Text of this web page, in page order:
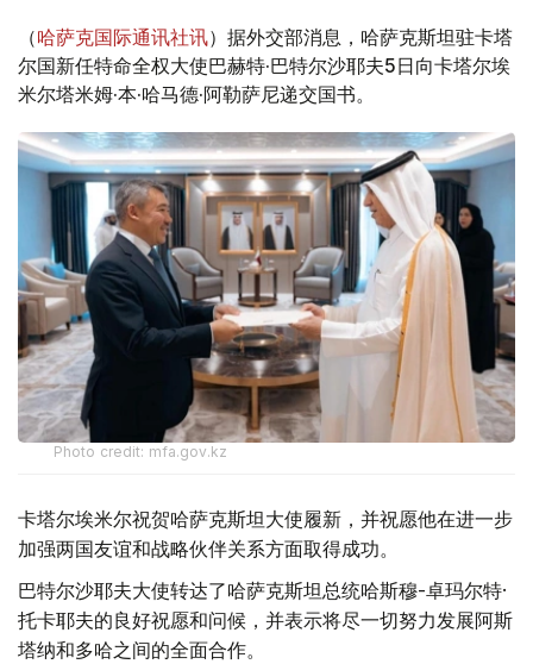
（哈萨克国际通讯社讯）据外交部消息，哈萨克斯坦驻卡塔
尔国新任特命全权大使巴赫特·巴特尔沙耶夫5日向卡塔尔埃
米尔塔米姆·本·哈马德·阿勒萨尼递交国书。
Photo credit: mfa.gov.kz
卡塔尔埃米尔祝贺哈萨克斯坦大使履新，并祝愿他在进一步
加强两国友谊和战略伙伴关系方面取得成功。
巴特尔沙耶夫大使转达了哈萨克斯坦总统哈斯穆-卓玛尔特·
托卡耶夫的良好祝愿和问候，并表示将尽一切努力发展阿斯
塔纳和多哈之间的全面合作。